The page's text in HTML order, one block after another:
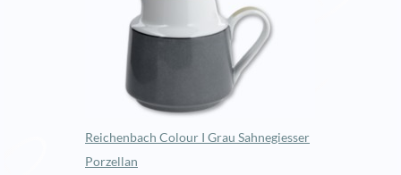
Reichenbach Colour I Grau Sahnegiesser
Porzellan